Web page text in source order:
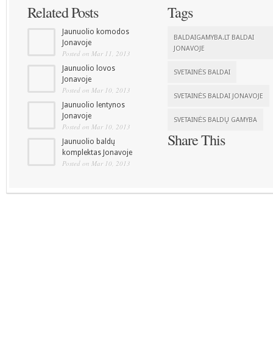
Related Posts
Jaunuolio komodos
Jonavoje
Posted on Mar 11, 2013
Jaunuolio lovos
Jonavoje
Posted on Mar 10, 2013
Jaunuolio lentynos
Jonavoje
Posted on Mar 10, 2013
Jaunuolio baldų
komplektas Jonavoje
Posted on Mar 10, 2013
Tags
BALDAIGAMYBA.LT BALDAI
JONAVOJE
SVETAINĖS BALDAI
SVETAINĖS BALDAI JONAVOJE
SVETAINĖS BALDŲ GAMYBA
Share This